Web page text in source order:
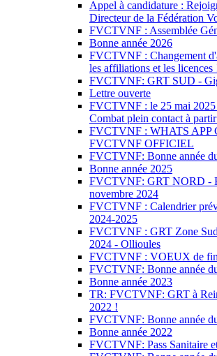
Appel à candidature :
Directeur de la Fédération
FVCTVNF : Assemblée
Bonne année 2026
FVCTVNF : Changement
les affiliations et les licences
FVCTVNF: GRT SUD -
Lettre ouverte
FVCTVNF : le 25 mai 2025
Combat plein contact à
FVCTVNF : WHATS APP
FVCTVNF OFFICIEL
FVCTVNF: Bonne année
Bonne année 2025
FVCTVNF: GRT NORD -
novembre 2024
FVCTVNF : Calendrier
2024-2025
FVCTVNF : GRT Zone
2024 - Ollioules
FVCTVNF : VOEUX de fin
FVCTVNF: Bonne année
Bonne année 2023
TR: FVCTVNF: GRT à
2022 !
FVCTVNF: Bonne année
Bonne année 2022
FVCTVNF: Pass Sanitaire